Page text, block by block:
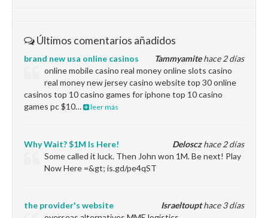
Últimos comentarios añadidos
Tammyamitehace 2 días
brand new usa online casinos
online mobile casino real money online slots casino
real money new jersey casino website top 30 online
casinos top 10 casino games for iphone top 10 casino
games pc $10…
leer más
Delosczhace 2 días
Why Wait? $1M Is Here!
Some called it luck. Then John won 1M. Be next! Play
Now Here =&gt; is.gd/pe4qST
Israeltoupthace 3 días
the provider's website